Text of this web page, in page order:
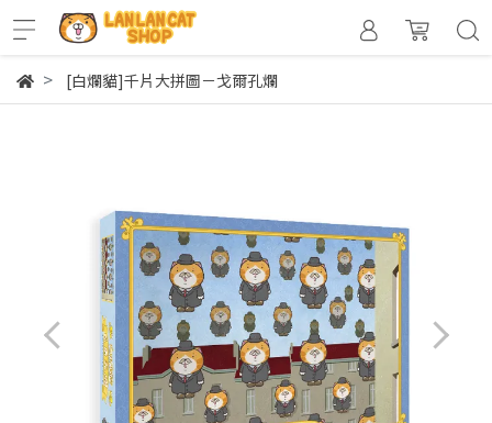
[白爛貓]千片大拼圖－戈爾孔爛